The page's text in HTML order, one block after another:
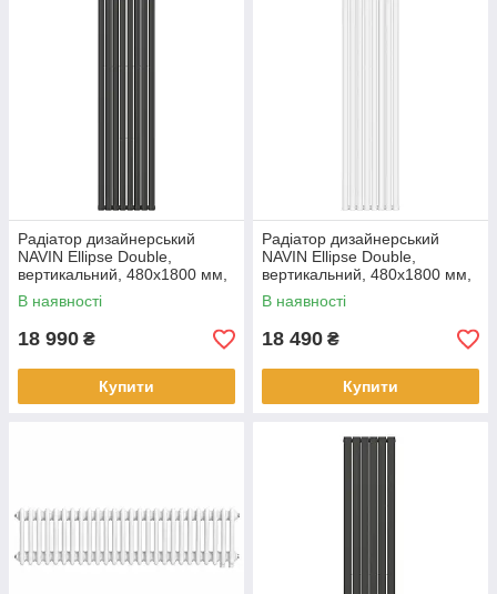
Радіатор дизайнерський
NAVIN Ellipse Double,
вертикальний, 480x1800 мм,
1532 Вт, бічне підключення,
чорний муар
В наявності
18 990 ₴
Купити
Радіатор дизайнерський
NAVIN Ellipse Double,
вертикальний, 480x1800 мм,
1532 Вт, бічне підключення,
білий
В наявності
18 490 ₴
Купити